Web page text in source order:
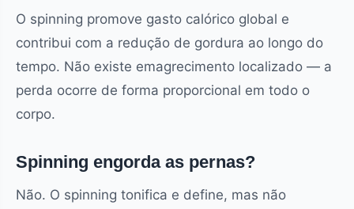
O spinning promove gasto calórico global e
contribui com a redução de gordura ao longo do
tempo. Não existe emagrecimento localizado — a
perda ocorre de forma proporcional em todo o
corpo.
Spinning engorda as pernas?
Não. O spinning tonifica e define, mas não